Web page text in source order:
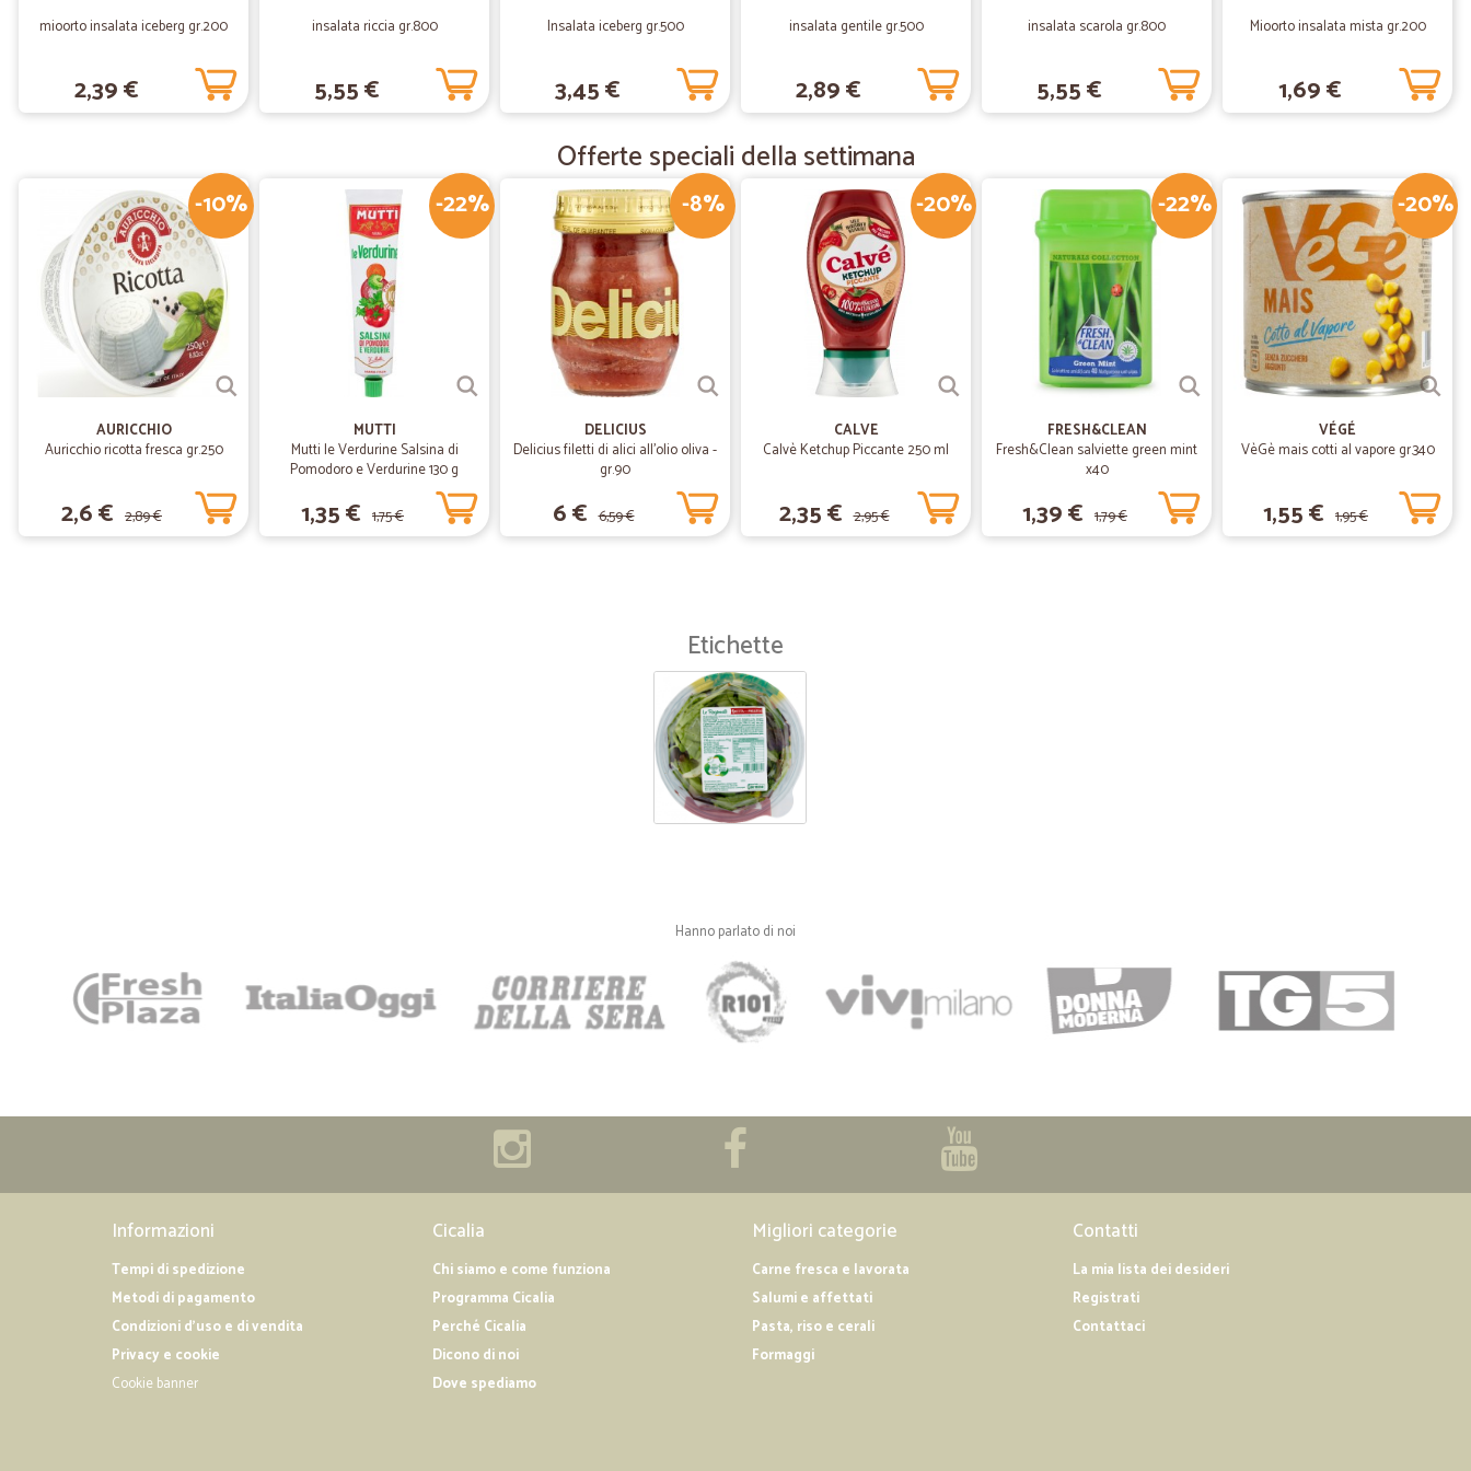
Tutto ok
Tutto perfetto grazie
30/09/2021
Marco S.
Mi sono trovato bene e i prodotti sono…
Mi sono trovato bene e i prodotti sono buoni
29/10/2020
PRECISIONE
PRECISIONE, E SERVIZIO IMPECCABILE, SPECIALMENTE NEL PRODOTTI REFRIGERATI.
Spedizione velocissima
Spedizione velocissima
mioorto insalata iceberg gr.200
2,39 €
insalata riccia gr.800
5,55 €
Insalata iceberg gr.500
3,45 €
insalata gentile gr.500
2,89 €
insalata scarola gr.800
5,55 €
Mioorto insalata mista gr.200
1,69 €
Offerte speciali della settimana
-10%
AURICCHIO
Auricchio ricotta fresca gr.250
2,6 € 2,89 €
-22%
MUTTI
Mutti le Verdurine Salsina di
Pomodoro e Verdurine 130 g
1,35 € 1,75 €
-8%
DELICIUS
Delicius filetti di alici all'olio oliva -
gr.90
6 € 6,59 €
-20%
CALVE
Calvè Ketchup Piccante 250 ml
2,35 € 2,95 €
-22%
FRESH&CLEAN
Fresh&Clean salviette green mint
x40
1,39 € 1,79 €
-20%
VÉGÉ
VèGè mais cotti al vapore gr.340
1,55 € 1,95 €
Etichette
Hanno parlato di noi
Informazioni
Tempi di spedizione
Metodi di pagamento
Condizioni d'uso e di vendita
Privacy e cookie
Cookie banner
Cicalia
Chi siamo e come funziona
Programma Cicalia
Perché Cicalia
Dicono di noi
Dove spediamo
Migliori categorie
Carne fresca e lavorata
Salumi e affettati
Pasta, riso e cerali
Formaggi
Contatti
La mia lista dei desideri
Registrati
Contattaci